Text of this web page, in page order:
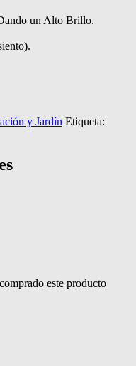
un Alto Brillo.
y Jardín Etiqueta:
este producto